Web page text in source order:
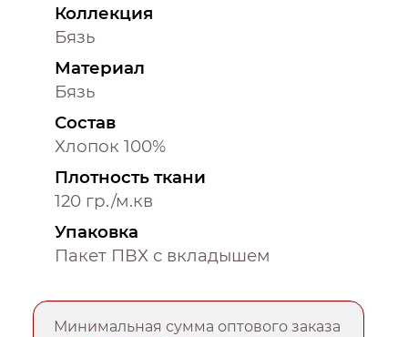
Коллекция
Бязь
Материал
Бязь
Состав
Хлопок 100%
Плотность ткани
120 гр./м.кв
Упаковка
Пакет ПВХ с вкладышем
Минимальная сумма оптового заказа